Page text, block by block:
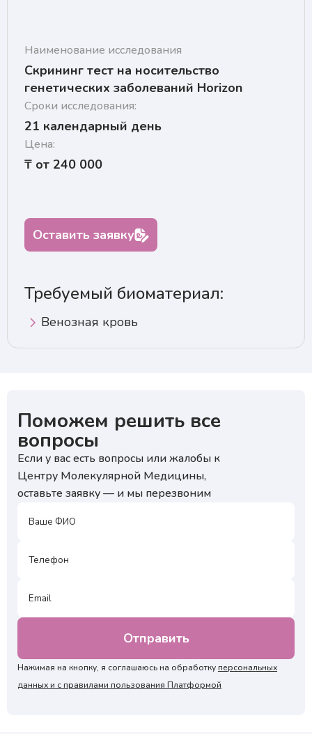
Наименование исследования
Скрининг тест на носительство
генетических заболеваний Horizon
Сроки исследования:
21 календарный день
Цена:
₸ от 240 000
Оставить заявку
Требуемый биоматериал:
Венозная кровь
Поможем решить все
вопросы
Если у вас есть вопросы или жалобы к
Центру Молекулярной Медицины,
оставьте заявку — и мы перезвоним
Нажимая на кнопку, я соглашаюсь на обработкуперсональных
данных и с правилами пользования Платформой